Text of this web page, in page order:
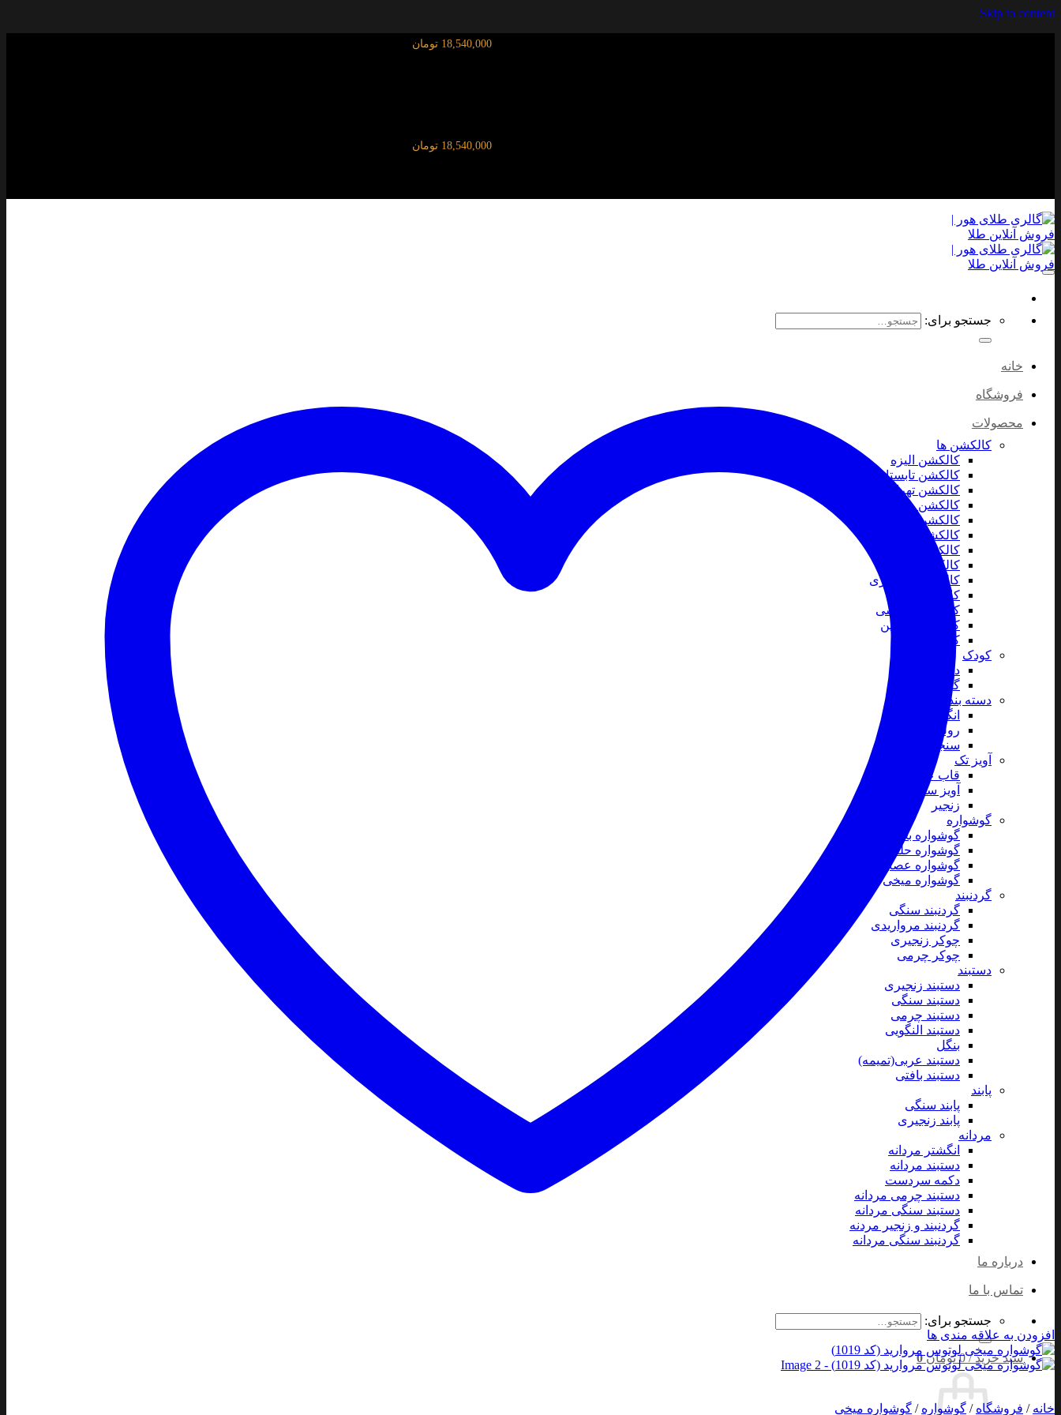
Skip to content
18,540,000 تومان
18,540,000 تومان
جستجو برای:
خانه
فروشگاه
محصولات
کالکشن ها
کالکشن الیزه
کالکشن تابستان
کالکشن تهران
کالکشن روز پدر
کالکشن روز مادر
کالکشن کریسمس
کالکشن موسیقی
کالکشن مولانا
کالکشن میناکاری
کالکشن نقره
کالکشن ورزشی
کالکشن ولنتاین
کالکشن یلدا
کودک
دستبند کودک
گردنبند کودک
دسته بندی خاص
انگشتر
رولباسی
سنجاق سینه
آویز تک
قاب عکس
آویز ساعت
زنجیر
گوشواره
گوشواره بخیه ای
گوشواره حلقه ای
گوشواره عصایی
گوشواره میخی
گردنبند
گردنبند سنگی
گردنبند مرواریدی
چوکر زنجیری
چوکر چرمی
دستبند
دستبند زنجیری
دستبند سنگی
دستبند چرمی
دستبند النگویی
بنگل
دستبند عربی(تمیمه)
دستبند بافتی
پابند
پابند سنگی
پابند زنجیری
مردانه
انگشتر مردانه
دستبند مردانه
دکمه سردست
دستبند چرمی مردانه
دستبند سنگی مردانه
گردنبند و زنجیر مردنه
گردنبند سنگی مردانه
درباره ما
تماس با ما
جستجو برای:
سبد خرید /0 تومان 0
افزودن به علاقه مندی ها
خانه / فروشگاه / گوشواره / گوشواره میخی